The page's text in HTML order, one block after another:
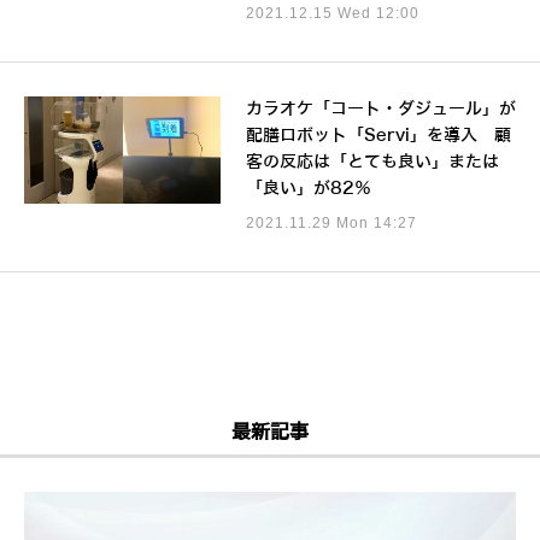
2021.12.15 Wed 12:00
カラオケ「コート・ダジュール」が
配膳ロボット「Servi」を導入 顧
客の反応は「とても良い」または
「良い」が82％
2021.11.29 Mon 14:27
最新記事